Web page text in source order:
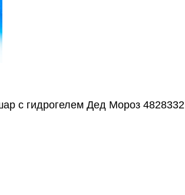
с гидрогелем Дед Мороз 4828332